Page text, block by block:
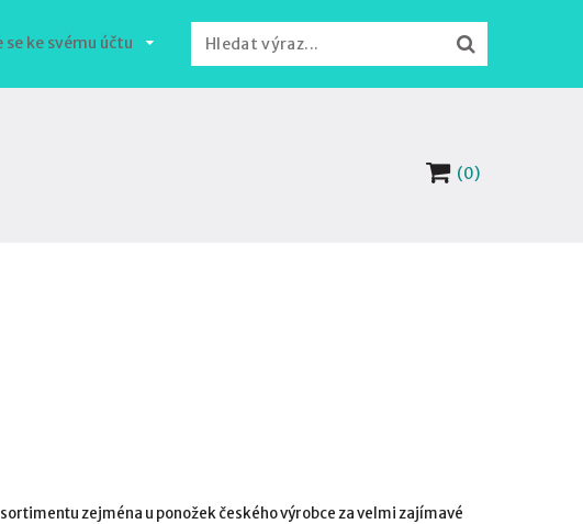
ke svému účtu
(0)
zejména u ponožek českého výrobce za velmi zajímavé